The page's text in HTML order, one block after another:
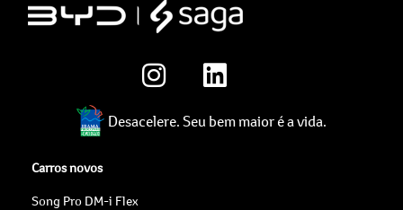
Desacelere. Seu bem maior é a vida.
Carros novos
Song Pro DM-i Flex